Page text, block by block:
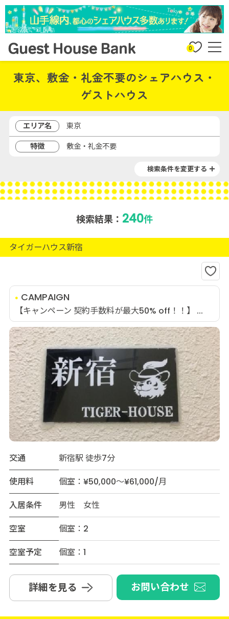
0
東京、敷金・礼金不要のシェアハウス・
ゲストハウス
エリア名
東京
特徴
敷金・礼金不要
検索条件を変更する
検索結果： 240件
タイガーハウス新宿
CAMPAIGN
【キャンペーン 契約手数料が最大50% off！！】 ...
交通
新宿駅 徒歩7分
使用料
個室：¥50,000～¥61,000/月
入居条件
男性 女性
空室
個室：2
空室予定
個室：1
詳細を見る お問い合わせ